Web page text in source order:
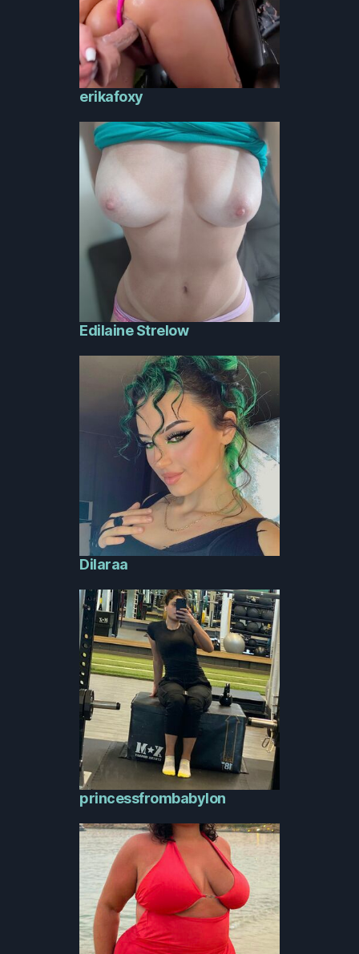
erikafoxy
Edilaine Strelow
Dilaraa
princessfrombabylon